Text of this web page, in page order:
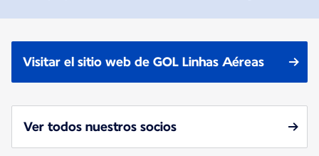
Visitar el sitio web de GOL Linhas Aéreas
Ver todos nuestros socios